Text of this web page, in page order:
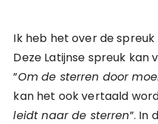
Ik heb het over de spreuk
Deze Latijnse spreuk kan
”Om de sterren door
kan het ook vertaald
leidt naar de sterren”. In